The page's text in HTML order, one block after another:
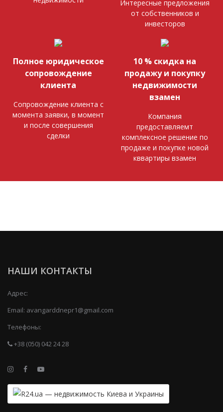
Интересные предложения
от собственников и
инвесторов
Полное юридическое
сопровождение
клиента
Сопровождение клиента с
момента заявки, в момент
и после совершения
сделки
10 % скидка на
продажу и покупку
недвижимости
взамен
Компания
предоставляемт
комплексное решение по
продаже и покупке новой
кввартиры взамен
НАШИ КОНТАКТЫ
Адрес:
Email: avangarddnepr1@gmail.com
Телефоны:
+38 (050) 042 24 28